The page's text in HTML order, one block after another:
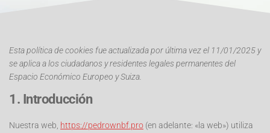
Esta política de cookies fue actualizada por última vez el 11/01/2025 y
se aplica a los ciudadanos y residentes legales permanentes del
Espacio Económico Europeo y Suiza.
1. Introducción
Nuestra web, https://pedrownbf.pro (en adelante: «la web») utiliza